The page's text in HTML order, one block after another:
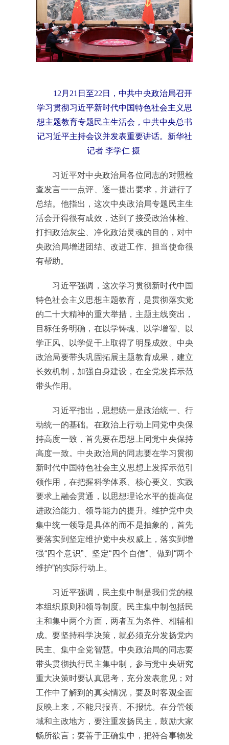
12月21日至22日，中共中央政治局召开
学习贯彻习近平新时代中国特色社会主义思
想主题教育专题民主生活会，中共中央总书
记习近平主持会议并发表重要讲话。新华社
记者 李学仁 摄
习近平对中央政治局各位同志的对照检
查发言一一点评、逐一提出要求，并进行了
总结。他指出，这次中央政治局专题民主生
活会开得很有成效，达到了接受政治体检、
打扫政治灰尘、净化政治灵魂的目的，对中
央政治局增进团结、改进工作、担当使命很
有帮助。
习近平强调，这次学习贯彻新时代中国
特色社会主义思想主题教育，是贯彻落实党
的二十大精神的重大举措，主题主线突出，
目标任务明确，在以学铸魂、以学增智、以
学正风、以学促干上取得了明显成效。中央
政治局要带头巩固拓展主题教育成果，建立
长效机制，加强自身建设，在全党发挥示范
带头作用。
习近平指出，思想统一是政治统一、行
动统一的基础。在政治上行动上同党中央保
持高度一致，首先要在思想上同党中央保持
高度一致。中央政治局的同志要在学习贯彻
新时代中国特色社会主义思想上发挥示范引
领作用，在把握科学体系、核心要义、实践
要求上融会贯通，以思想理论水平的提高促
进政治能力、领导能力的提升。维护党中央
集中统一领导是具体的而不是抽象的，首先
要落实到坚定维护党中央权威上，落实到增
强“四个意识”、坚定“四个自信”、做到“两个
维护”的实际行动上。
习近平强调，民主集中制是我们党的根
本组织原则和领导制度。民主集中制包括民
主和集中两个方面，两者互为条件、相辅相
成。要坚持科学决策，就必须充分发扬党内
民主、集中全党智慧。中央政治局的同志要
带头贯彻执行民主集中制，参与党中央研究
重大决策时要认真思考，充分发表意见；对
工作中了解到的真实情况，要及时客观全面
反映上来，不能只报喜、不报忧。在分管领
域和主政地方，要注重发扬民主，鼓励大家
畅所欲言；要善于正确集中，把符合事物发